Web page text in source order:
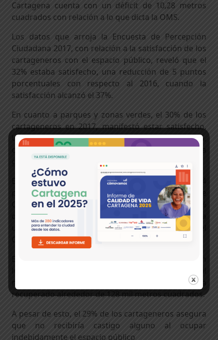
Cartagena cuenta con un déficit de 10,28 metros
cuadrados con relación a lo que dicta la OMS.
Los datos que arroja la Encuesta de Percepción
Ciudadana 2017, con relación a la satisfacción de los
cartageneros con el espacio público, reveló que el
32% estaba satisfecho, una reducción de 5 puntos
porcentuales con respecto al 2016, cuando la
satisfacción alcanzó el 37%.
En cuanto a parques y zonas verdes, el 30% de los
cartageneros en 2017, manifestó estar satisfecho.
Un avance importante si se compara datos del 2015,
cuando sólo el 17% de los encuestados estaba a
gusto con esto espacios.
En el último año en la ciudad se renovaron 14
parques, ubicados en diferentes zonas de
Cartagena. Además, queremos resaltar que el 83%
del espacio público recuperado se ubican en la
unidad comunera de gobierno número 1, es decir, el
Centro y Bocagrande
metros cuadrados de espacio público y ha
recuperado alrededor de 128 mil metros cuadrados.
A pesar de esto, el 29% de los cartageneros asegura
que no recibiría castigo alguno al ocupar
indebidamente el espacio público